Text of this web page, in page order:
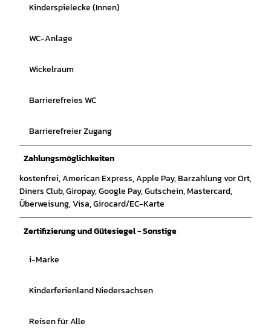
Kinderspielecke (Innen)
WC-Anlage
Wickelraum
Barrierefreies WC
Barrierefreier Zugang
Zahlungsmöglichkeiten
kostenfrei, American Express, Apple Pay, Barzahlung vor Ort,
Diners Club, Giropay, Google Pay, Gutschein, Mastercard,
Überweisung, Visa, Girocard/EC-Karte
Zertifizierung und Gütesiegel - Sonstige
i-Marke
Kinderferienland Niedersachsen
Reisen für Alle